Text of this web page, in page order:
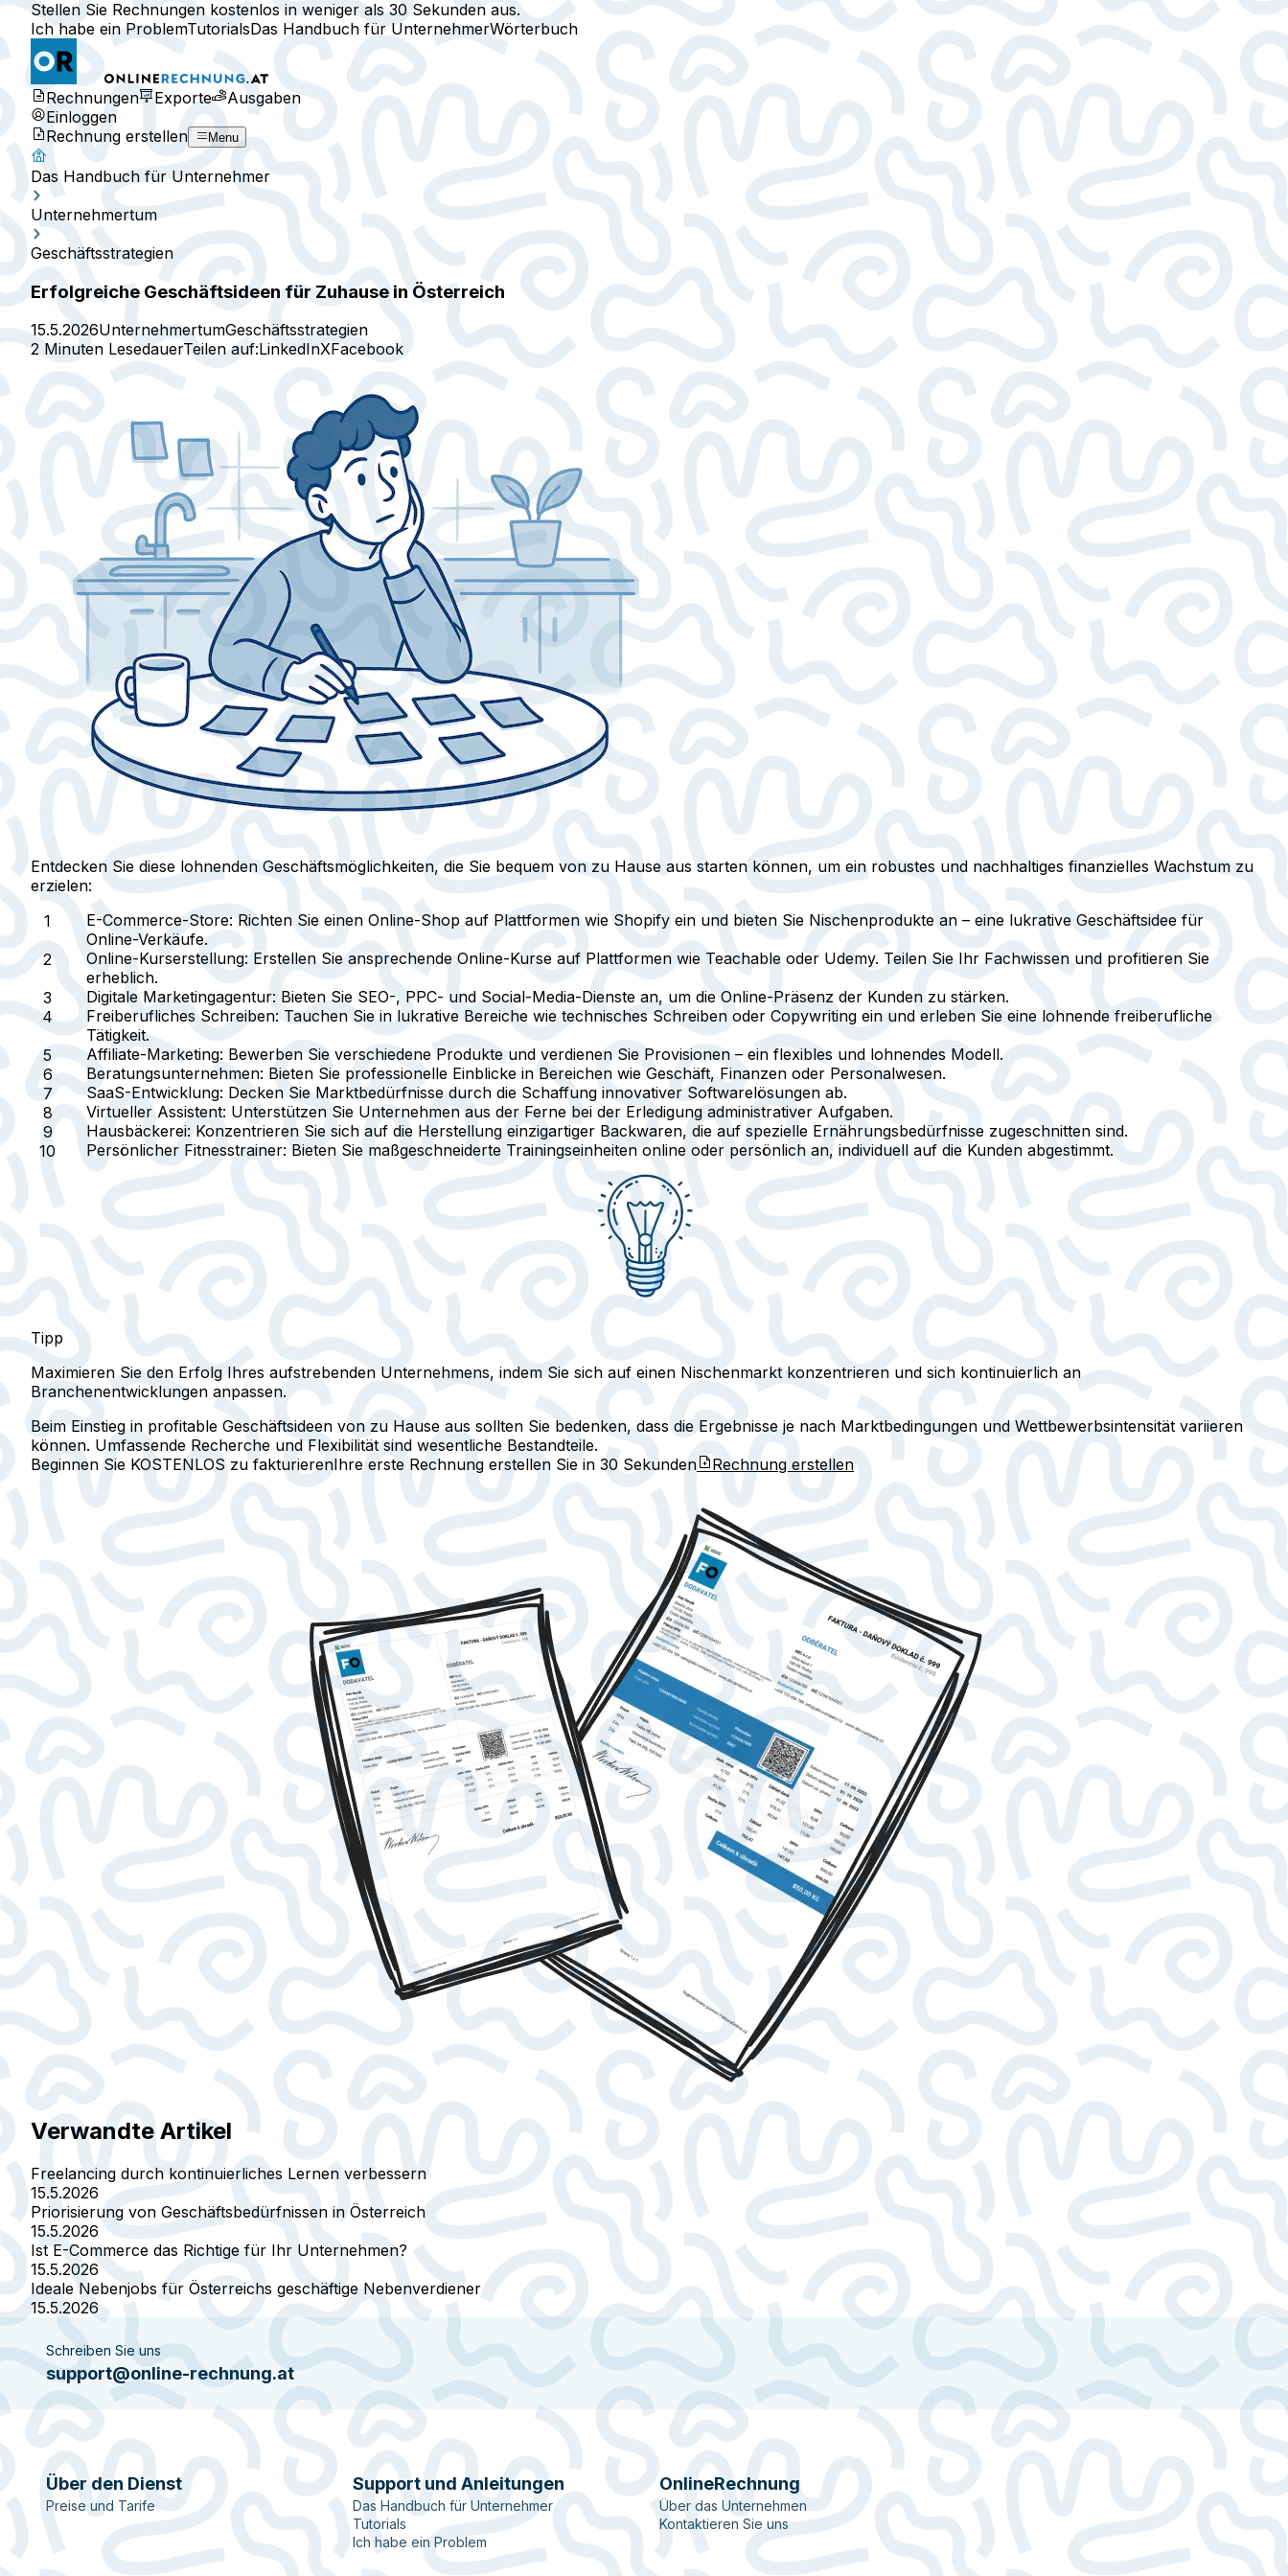
Stellen Sie Rechnungen kostenlos in weniger als 30 Sekunden aus.
Ich habe ein ProblemTutorialsDas Handbuch für UnternehmerWörterbuch
Rechnungen Exporte
Ausgaben
Einloggen
Rechnung erstellen
Menu
Das Handbuch für Unternehmer
Unternehmertum
Geschäftsstrategien
Erfolgreiche Geschäftsideen für Zuhause in Österreich
15.5.2026UnternehmertumGeschäftsstrategien
2 Minuten LesedauerTeilen auf:LinkedInXFacebook
Entdecken Sie diese lohnenden Geschäftsmöglichkeiten, die Sie bequem von zu Hause aus starten können, um ein robustes und nachhaltiges finanzielles Wachstum zu
erzielen:
E-Commerce-Store: Richten Sie einen Online-Shop auf Plattformen wie Shopify ein und bieten Sie Nischenprodukte an – eine lukrative Geschäftsidee für
Online-Verkäufe.
Online-Kurserstellung: Erstellen Sie ansprechende Online-Kurse auf Plattformen wie Teachable oder Udemy. Teilen Sie Ihr Fachwissen und profitieren Sie
erheblich.
Digitale Marketingagentur: Bieten Sie SEO-, PPC- und Social-Media-Dienste an, um die Online-Präsenz der Kunden zu stärken.
Freiberufliches Schreiben: Tauchen Sie in lukrative Bereiche wie technisches Schreiben oder Copywriting ein und erleben Sie eine lohnende freiberufliche
Tätigkeit.
Affiliate-Marketing: Bewerben Sie verschiedene Produkte und verdienen Sie Provisionen – ein flexibles und lohnendes Modell.
Beratungsunternehmen: Bieten Sie professionelle Einblicke in Bereichen wie Geschäft, Finanzen oder Personalwesen.
SaaS-Entwicklung: Decken Sie Marktbedürfnisse durch die Schaffung innovativer Softwarelösungen ab.
Virtueller Assistent: Unterstützen Sie Unternehmen aus der Ferne bei der Erledigung administrativer Aufgaben.
Hausbäckerei: Konzentrieren Sie sich auf die Herstellung einzigartiger Backwaren, die auf spezielle Ernährungsbedürfnisse zugeschnitten sind.
Persönlicher Fitnesstrainer: Bieten Sie maßgeschneiderte Trainingseinheiten online oder persönlich an, individuell auf die Kunden abgestimmt.
Tipp
Maximieren Sie den Erfolg Ihres aufstrebenden Unternehmens, indem Sie sich auf einen Nischenmarkt konzentrieren und sich kontinuierlich an
Branchenentwicklungen anpassen.
Beim Einstieg in profitable Geschäftsideen von zu Hause aus sollten Sie bedenken, dass die Ergebnisse je nach Marktbedingungen und Wettbewerbsintensität variieren
können. Umfassende Recherche und Flexibilität sind wesentliche Bestandteile.
Beginnen Sie KOSTENLOS zu fakturierenIhre erste Rechnung erstellen Sie in 30 Sekunden Rechnung erstellen
Verwandte Artikel
Freelancing durch kontinuierliches Lernen verbessern
15.5.2026
Priorisierung von Geschäftsbedürfnissen in Österreich
15.5.2026
Ist E-Commerce das Richtige für Ihr Unternehmen?
15.5.2026
Ideale Nebenjobs für Österreichs geschäftige Nebenverdiener
15.5.2026
Schreiben Sie uns
support@online-rechnung.at
Über den Dienst
Preise und Tarife
Support und Anleitungen
Das Handbuch für Unternehmer
Tutorials
Ich habe ein Problem
OnlineRechnung
Über das Unternehmen
Kontaktieren Sie uns